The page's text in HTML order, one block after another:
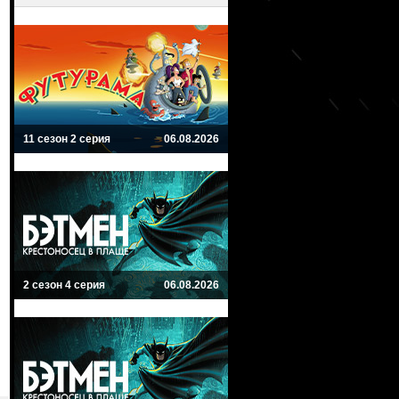
11 сезон 2 серия 06.08.2026
2 сезон 4 серия 06.08.2026